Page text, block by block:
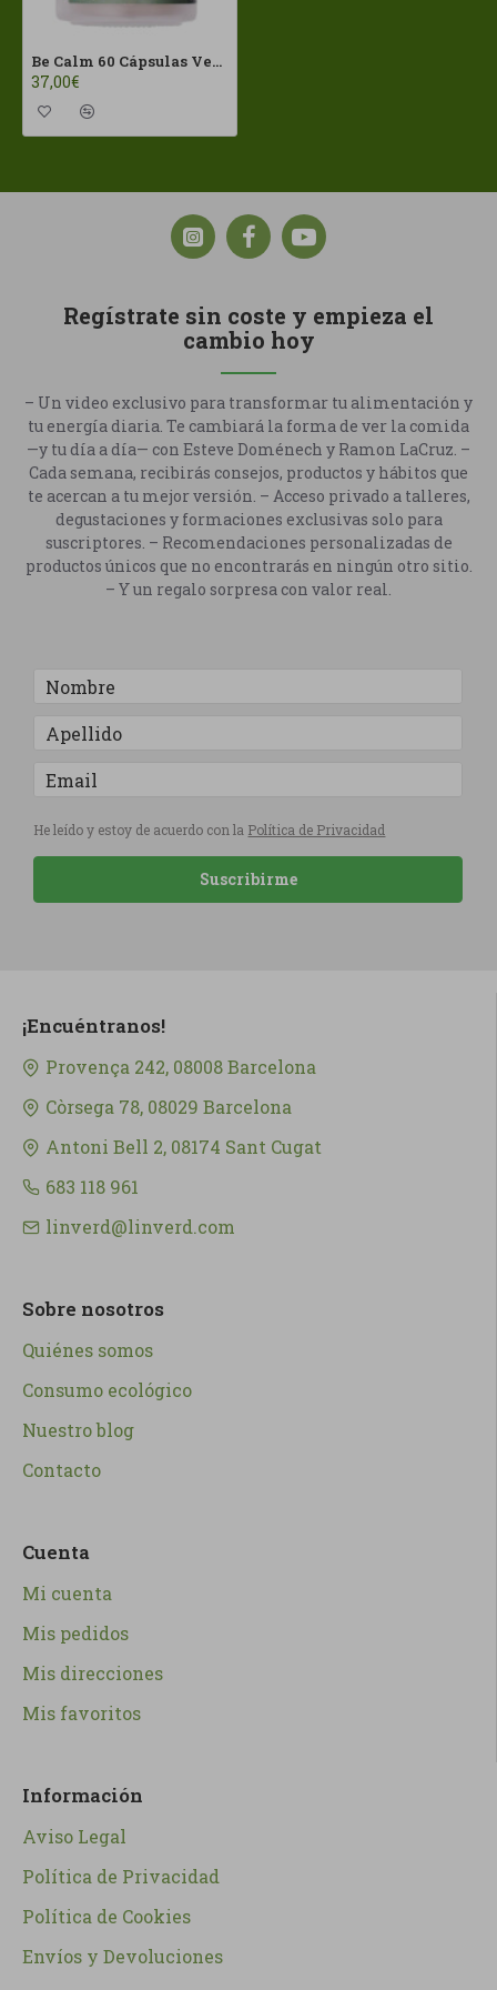
Be Calm 60 Cápsulas Vegetales Be Levels
37,00€
Regístrate sin coste y empieza el
cambio hoy
– Un video exclusivo para transformar tu alimentación y
tu energía diaria. Te cambiará la forma de ver la comida
—y tu día a día— con Esteve Doménech y Ramon LaCruz. –
Cada semana, recibirás consejos, productos y hábitos que
te acercan a tu mejor versión. – Acceso privado a talleres,
degustaciones y formaciones exclusivas solo para
suscriptores. – Recomendaciones personalizadas de
productos únicos que no encontrarás en ningún otro sitio.
– Y un regalo sorpresa con valor real.
He leído y estoy de acuerdo con la Política de Privacidad
Suscribirme
¡Encuéntranos!
Provença 242, 08008 Barcelona
Còrsega 78, 08029 Barcelona
Antoni Bell 2, 08174 Sant Cugat
683 118 961
linverd@linverd.com
Sobre nosotros
Quiénes somos
Consumo ecológico
Nuestro blog
Contacto
Cuenta
Mi cuenta
Mis pedidos
Mis direcciones
Mis favoritos
Información
Aviso Legal
Política de Privacidad
Política de Cookies
Envíos y Devoluciones